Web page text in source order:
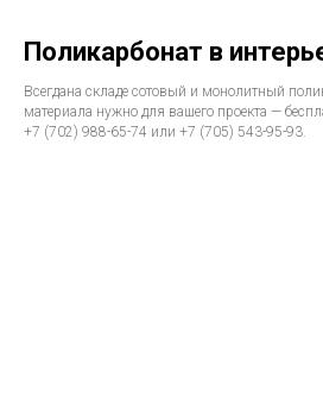
Поликарбонат в
Всегдана складе сотовый и монолитный
материала нужно для вашего проекта —
+7 (702) 988-65-74 или +7 (705) 543-95-93.